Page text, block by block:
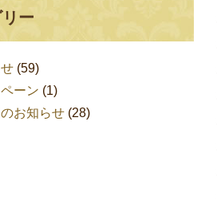
ー
(59)
ーン (1)
お知らせ (28)